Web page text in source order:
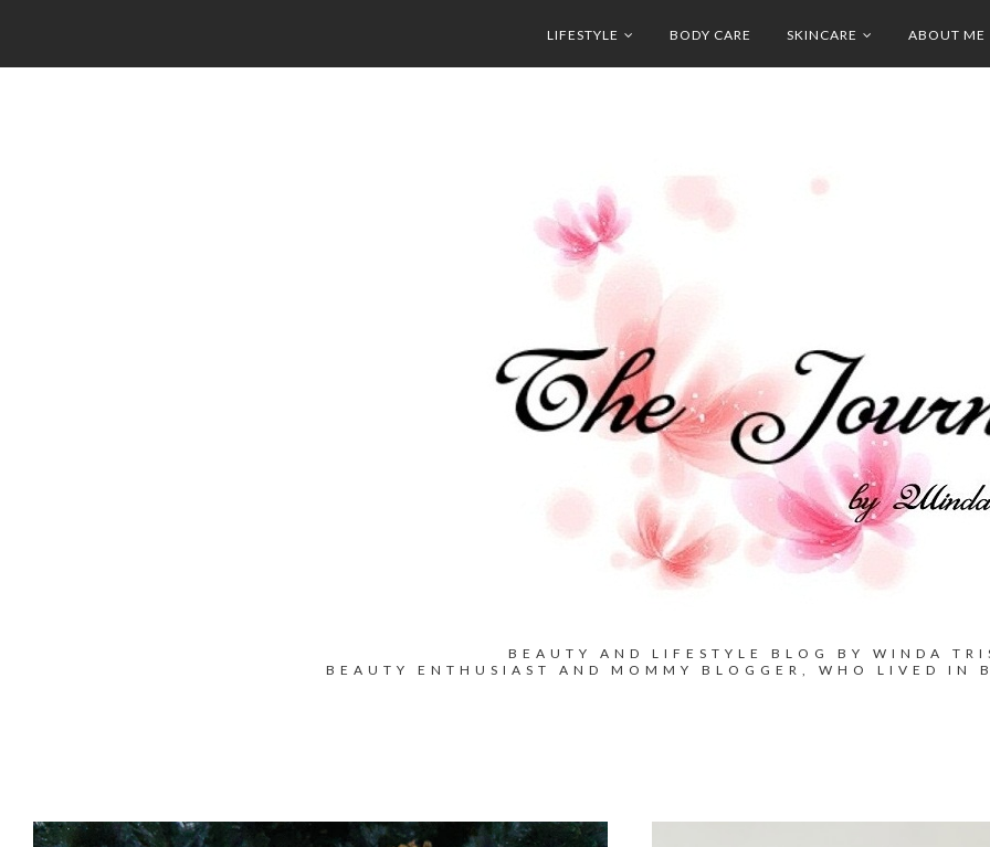
LIFESTYLE BODY CARE SKINCARE ABOUT ME
BEAUTY AND LIFESTYLE BLOG BY WINDA
BEAUTY ENTHUSIAST AND MOMMY BLOGGER, WHO LIVED IN